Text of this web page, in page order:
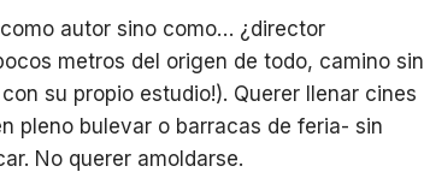
autor sino como… ¿director
metros del origen de todo, camino sin
su propio estudio!). Querer llenar cines
pleno bulevar o barracas de feria- sin
No querer amoldarse.